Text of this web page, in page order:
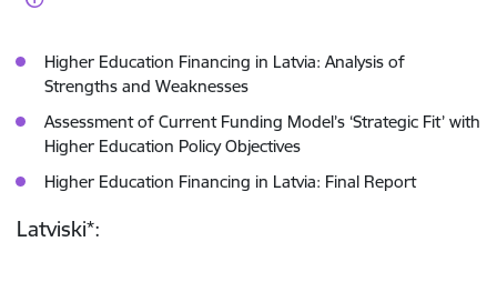
Higher Education Financing in Latvia: Analysis of
Strengths and Weaknesses
Assessment of Current Funding Model’s ‘Strategic Fit’ with
Higher Education Policy Objectives
Higher Education Financing in Latvia: Final Report
Latviski*: